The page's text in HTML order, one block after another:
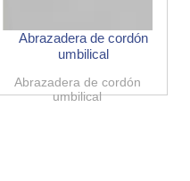
Abrazadera de cordón
umbilical
Abrazadera de cordón
umbilical